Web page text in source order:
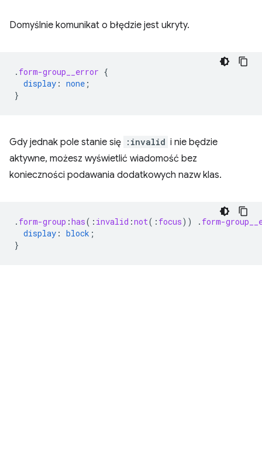
Domyślnie komunikat o błędzie jest ukryty.
. form-group__error {
display : none ;
}
Gdy jednak pole stanie się :invalid i nie będzie
aktywne, możesz wyświetlić wiadomość bez
konieczności podawania dodatkowych nazw klas.
. form-group :has( : invalid :not( : focus)) . form-
display : block ;
}